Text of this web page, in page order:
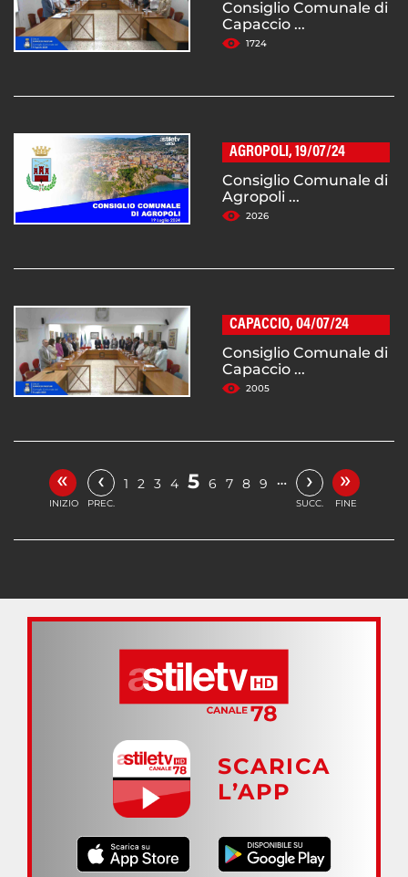
Consiglio Comunale di
Capaccio ...
1724
AGROPOLI, 19/07/24
Consiglio Comunale di
Agropoli ...
2026
CAPACCIO, 04/07/24
Consiglio Comunale di
Capaccio ...
2005
«
INIZIO
‹
PREC.
1 2 3 4 5 6 7 8 9 … ›
SUCC.
»
FINE
SCARICA
L’APP